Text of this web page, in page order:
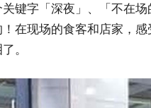
键字「深夜」、「不在
在现场的食客和店家，
。